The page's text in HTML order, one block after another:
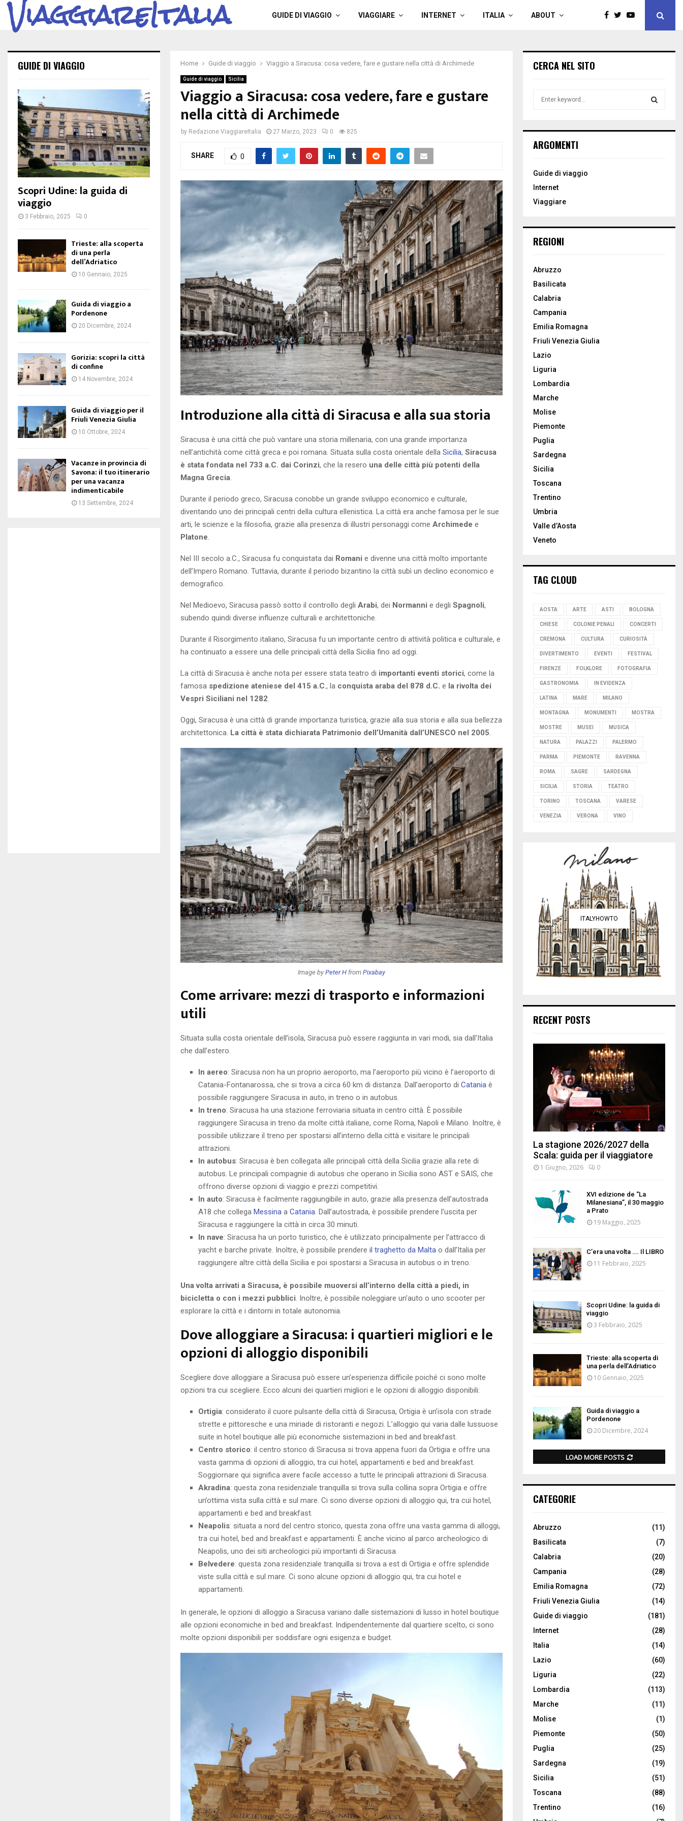
ViaggiareItalia GUIDE DI VIAGGIO VIAGGIARE INTERNET ITALIA ABOUT
Home Guide di viaggio Viaggio a Siracusa: cosa vedere, fare e gustare nella città di Archimede
Guide di viaggio Sicilia
Viaggio a Siracusa: cosa vedere, fare e gustare
nella città di Archimede
by Redazione ViaggiareItalia 27 Marzo, 2023 0 825
SHARE 0
Introduzione alla città di Siracusa e alla sua storia
Siracusa è una città che può vantare una storia millenaria, con una grande importanza
nell’antichità come città greca e poi romana. Situata sulla costa orientale della Sicilia, Siracusa
è stata fondata nel 733 a.C. dai Corinzi, che la resero una delle città più potenti della
Magna Grecia.
Durante il periodo greco, Siracusa conobbe un grande sviluppo economico e culturale,
diventando uno dei principali centri della cultura ellenistica. La città era anche famosa per le sue
arti, le scienze e la filosofia, grazie alla presenza di illustri personaggi come Archimede e
Platone.
Nel III secolo a.C., Siracusa fu conquistata dai Romani e divenne una città molto importante
dell’Impero Romano. Tuttavia, durante il periodo bizantino la città subì un declino economico e
demografico.
Nel Medioevo, Siracusa passò sotto il controllo degli Arabi, dei Normanni e degli Spagnoli,
subendo quindi diverse influenze culturali e architettoniche.
Durante il Risorgimento italiano, Siracusa fu un importante centro di attività politica e culturale, e
ha continuato a essere una delle principali città della Sicilia fino ad oggi.
La città di Siracusa è anche nota per essere stata teatro di importanti eventi storici, come la
famosa spedizione ateniese del 415 a.C., la conquista araba del 878 d.C. e la rivolta dei
Vespri Siciliani nel 1282.
Oggi, Siracusa è una città di grande importanza turistica, grazie alla sua storia e alla sua bellezza
architettonica. La città è stata dichiarata Patrimonio dell’Umanità dall’UNESCO nel 2005.
Image by Peter H from Pixabay
Come arrivare: mezzi di trasporto e informazioni
utili
Situata sulla costa orientale dell’isola, Siracusa può essere raggiunta in vari modi, sia dall’Italia
che dall’estero.
In aereo: Siracusa non ha un proprio aeroporto, ma l’aeroporto più vicino è l’aeroporto di
Catania-Fontanarossa, che si trova a circa 60 km di distanza. Dall’aeroporto di Catania è
possibile raggiungere Siracusa in auto, in treno o in autobus.
In treno: Siracusa ha una stazione ferroviaria situata in centro città. È possibile
raggiungere Siracusa in treno da molte città italiane, come Roma, Napoli e Milano. Inoltre, è
possibile utilizzare il treno per spostarsi all’interno della città e visitare le principali
attrazioni.
In autobus: Siracusa è ben collegata alle principali città della Sicilia grazie alla rete di
autobus. Le principali compagnie di autobus che operano in Sicilia sono AST e SAIS, che
offrono diverse opzioni di viaggio e prezzi competitivi.
In auto: Siracusa è facilmente raggiungibile in auto, grazie alla presenza dell’autostrada
A18 che collega Messina a Catania. Dall’autostrada, è possibile prendere l’uscita per
Siracusa e raggiungere la città in circa 30 minuti.
In nave: Siracusa ha un porto turistico, che è utilizzato principalmente per l’attracco di
yacht e barche private. Inoltre, è possibile prendere il traghetto da Malta o dall’Italia per
raggiungere altre città della Sicilia e poi spostarsi a Siracusa in autobus o in treno.
Una volta arrivati a Siracusa, è possibile muoversi all’interno della città a piedi, in
bicicletta o con i mezzi pubblici. Inoltre, è possibile noleggiare un’auto o uno scooter per
esplorare la città e i dintorni in totale autonomia.
Dove alloggiare a Siracusa: i quartieri migliori e le
opzioni di alloggio disponibili
Scegliere dove alloggiare a Siracusa può essere un’esperienza difficile poiché ci sono molte
opzioni tra cui scegliere. Ecco alcuni dei quartieri migliori e le opzioni di alloggio disponibili:
Ortigia: considerato il cuore pulsante della città di Siracusa, Ortigia è un’isola con strade
strette e pittoresche e una miriade di ristoranti e negozi. L’alloggio qui varia dalle lussuose
suite in hotel boutique alle più economiche sistemazioni in bed and breakfast.
Centro storico: il centro storico di Siracusa si trova appena fuori da Ortigia e offre una
vasta gamma di opzioni di alloggio, tra cui hotel, appartamenti e bed and breakfast.
Soggiornare qui significa avere facile accesso a tutte le principali attrazioni di Siracusa.
Akradina: questa zona residenziale tranquilla si trova sulla collina sopra Ortigia e offre
un’ottima vista sulla città e sul mare. Ci sono diverse opzioni di alloggio qui, tra cui hotel,
appartamenti e bed and breakfast.
Neapolis: situata a nord del centro storico, questa zona offre una vasta gamma di alloggi,
tra cui hotel, bed and breakfast e appartamenti. È anche vicino al parco archeologico di
Neapolis, uno dei siti archeologici più importanti di Siracusa.
Belvedere: questa zona residenziale tranquilla si trova a est di Ortigia e offre splendide
viste sulla città e sul mare. Ci sono alcune opzioni di alloggio qui, tra cui hotel e
appartamenti.
In generale, le opzioni di alloggio a Siracusa variano dalle sistemazioni di lusso in hotel boutique
alle opzioni economiche in bed and breakfast. Indipendentemente dal quartiere scelto, ci sono
molte opzioni disponibili per soddisfare ogni esigenza e budget.
GUIDE DI VIAGGIO
Scopri Udine: la guida di
viaggio
3 Febbraio, 2025 0
Trieste: alla scoperta
di una perla
dell’Adriatico
10 Gennaio, 2025
Guida di viaggio a
Pordenone
20 Dicembre, 2024
Gorizia: scopri la città
di confine
14 Novembre, 2024
Guida di viaggio per il
Friuli Venezia Giulia
10 Ottobre, 2024
Vacanze in provincia di
Savona: il tuo itinerario
per una vacanza
indimenticabile
13 Settembre, 2024
CERCA NEL SITO
h
o
:
ARGOMENTI
Guide di viaggio
Internet
Viaggiare
REGIONI
Abruzzo
Basilicata
Calabria
Campania
Emilia Romagna
Friuli Venezia Giulia
Lazio
Liguria
Lombardia
Marche
Molise
Piemonte
Puglia
Sardegna
Sicilia
Toscana
Trentino
Umbria
Valle d’Aosta
Veneto
TAG CLOUD
AOSTA ARTE ASTI BOLOGNA
CHIESE COLONIE PENALI CONCERTI
CREMONA CULTURA CURIOSITÀ
DIVERTIMENTO EVENTI FESTIVAL
FIRENZE FOLKLORE FOTOGRAFIA
GASTRONOMIA IN EVIDENZA
LATINA MARE MILANO
MONTAGNA MONUMENTI MOSTRA
MOSTRE MUSEI MUSICA
NATURA PALAZZI PALERMO
PARMA PIEMONTE RAVENNA
ROMA SAGRE SARDEGNA
SICILIA STORIA TEATRO
TORINO TOSCANA VARESE
VENEZIA VERONA VINO
ITALYHOWTO
RECENT POSTS
La stagione 2026/2027 della
Scala: guida per il viaggiatore
1 Giugno, 2026 0
XVI edizione de “La
Milanesiana”, il 30 maggio
a Prato
19 Maggio, 2025
C’era una volta …. Il LIBRO
11 Febbraio, 2025
Scopri Udine: la guida di
viaggio
3 Febbraio, 2025
Trieste: alla scoperta di
una perla dell’Adriatico
10 Gennaio, 2025
Guida di viaggio a
Pordenone
20 Dicembre, 2024
LOAD MORE POSTS
CATEGORIE
Abruzzo
(11)
Basilicata
(7)
Calabria
(20)
Campania
(28)
Emilia Romagna
(72)
Friuli Venezia Giulia
(14)
Guide di viaggio
(181)
Internet
(28)
Italia
(14)
Lazio
(60)
Liguria
(22)
Lombardia
(113)
Marche
(11)
Molise
(1)
Piemonte
(50)
Puglia
(25)
Sardegna
(19)
Sicilia
(51)
Toscana
(88)
Trentino
(16)